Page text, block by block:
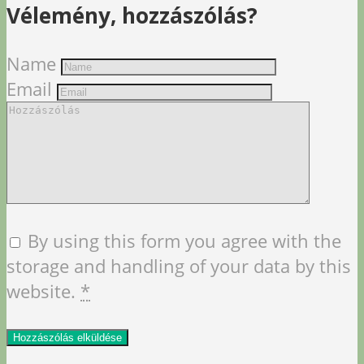
Vélemény, hozzászólás?
Name
Email
By using this form you agree with the
storage and handling of your data by this
website. *